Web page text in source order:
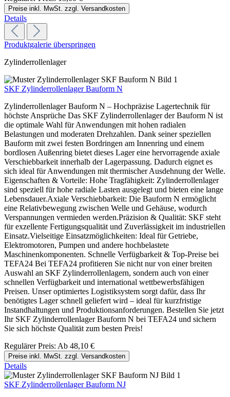
Preise inkl. MwSt. zzgl. Versandkosten
Details
Produktgalerie überspringen
Zylinderrollenlager
SKF Zylinderrollenlager Bauform N
Zylinderrollenlager Bauform N – Hochpräzise Lagertechnik für
höchste Ansprüche Das SKF Zylinderrollenlager der Bauform N ist
die optimale Wahl für Anwendungen mit hohen radialen
Belastungen und moderaten Drehzahlen. Dank seiner speziellen
Bauform mit zwei festen Bordringen am Innenring und einem
bordlosen Außenring bietet dieses Lager eine hervorragende axiale
Verschiebbarkeit innerhalb der Lagerpassung. Dadurch eignet es
sich ideal für Anwendungen mit thermischer Ausdehnung der Welle.
Eigenschaften & Vorteile: Hohe Tragfähigkeit: Zylinderrollenlager
sind speziell für hohe radiale Lasten ausgelegt und bieten eine lange
Lebensdauer.Axiale Verschiebbarkeit: Die Bauform N ermöglicht
eine Relativbewegung zwischen Welle und Gehäuse, wodurch
Verspannungen vermieden werden.Präzision & Qualität: SKF steht
für exzellente Fertigungsqualität und Zuverlässigkeit im industriellen
Einsatz.Vielseitige Einsatzmöglichkeiten: Ideal für Getriebe,
Elektromotoren, Pumpen und andere hochbelastete
Maschinenkomponenten. Schnelle Verfügbarkeit & Top-Preise bei
TEFA24 Bei TEFA24 profitieren Sie nicht nur von einer breiten
Auswahl an SKF Zylinderrollenlagern, sondern auch von einer
schnellen Verfügbarkeit und international wettbewerbsfähigen
Preisen. Unser optimiertes Logistiksystem sorgt dafür, dass Ihr
benötigtes Lager schnell geliefert wird – ideal für kurzfristige
Instandhaltungen und Produktionsanforderungen. Bestellen Sie jetzt
Ihr SKF Zylinderrollenlager Bauform N bei TEFA24 und sichern
Sie sich höchste Qualität zum besten Preis!
Regulärer Preis: Ab 48,10 €
Preise inkl. MwSt. zzgl. Versandkosten
Details
SKF Zylinderrollenlager Bauform NJ